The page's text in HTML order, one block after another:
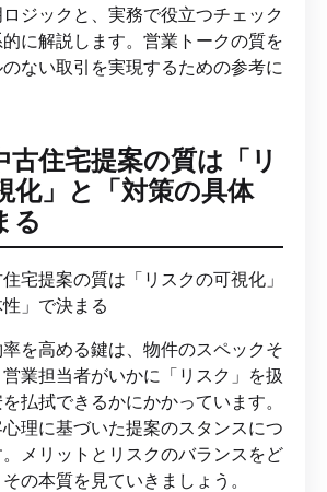
ジックと、実務で役立つチェック
に解説します。営業トークの質を
ない取引を実現するための参考に
古住宅提案の質は「リ
化」と「対策の具体
る
を高める鍵は、物件のスペックそ
業担当者がいかに「リスク」を扱
払拭できるかにかかっています。
理に基づいた提案のスタンスにつ
メリットとリスクのバランスをど
の本質を見ていきましょう。